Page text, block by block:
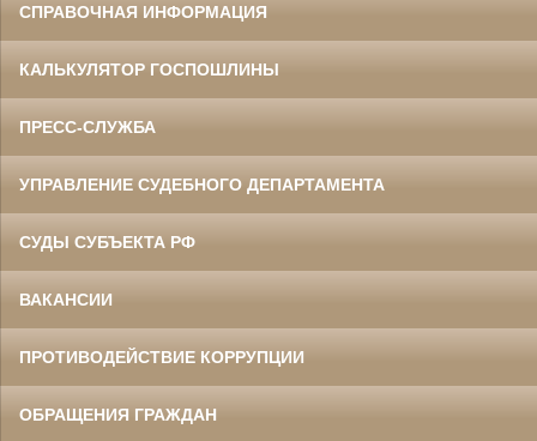
СПРАВОЧНАЯ ИНФОРМАЦИЯ
КАЛЬКУЛЯТОР ГОСПОШЛИНЫ
ПРЕСС-СЛУЖБА
УПРАВЛЕНИЕ СУДЕБНОГО ДЕПАРТАМЕНТА
СУДЫ СУБЪЕКТА РФ
ВАКАНСИИ
ПРОТИВОДЕЙСТВИЕ КОРРУПЦИИ
ОБРАЩЕНИЯ ГРАЖДАН